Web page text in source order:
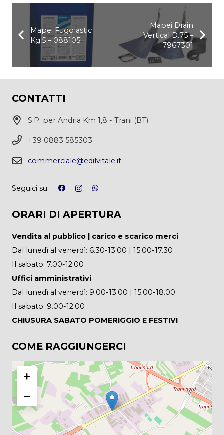
Mapei Fugolastic
Kg.5 – 088105
Mapei Drain
Vertical D.75 –
7967301
CONTATTI
S.P. per Andria Km 1,8 - Trani (BT)
+39 0883 585303
commerciale@edilvitale.it
Seguici su:
ORARI DI APERTURA
Vendita al pubblico | carico e scarico merci
Dal lunedì al venerdì: 6.30-13.00 | 15.00-17.30
Il sabato: 7.00-12.00
Uffici amministrativi
Dal lunedì al venerdì: 9.00-13.00 | 15.00-18.00
Il sabato: 9.00-12.00
CHIUSURA SABATO POMERIGGIO E FESTIVI
COME RAGGIUNGERCI
+
−